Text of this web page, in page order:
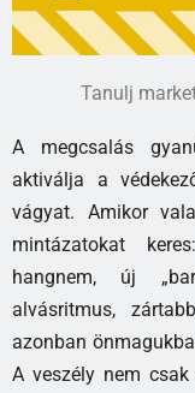
Tanulj
A megcsalás
aktiválja a
vágyat. Amikor
mintázatokat
hangnem, új
alvásritmus,
azonban
A veszély nem